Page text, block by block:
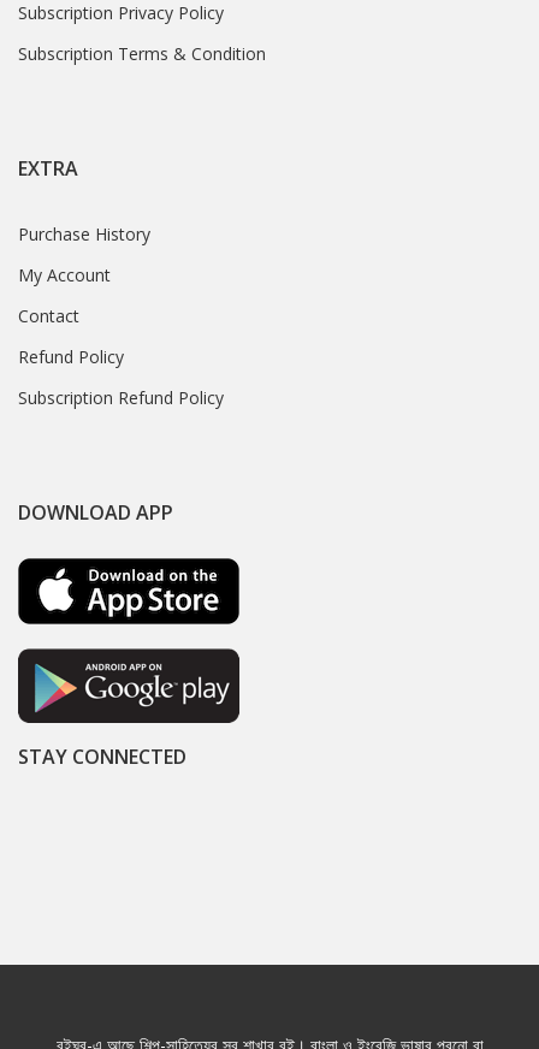
Subscription Privacy Policy
Subscription Terms & Condition
EXTRA
Purchase History
My Account
Contact
Refund Policy
Subscription Refund Policy
DOWNLOAD APP
STAY CONNECTED